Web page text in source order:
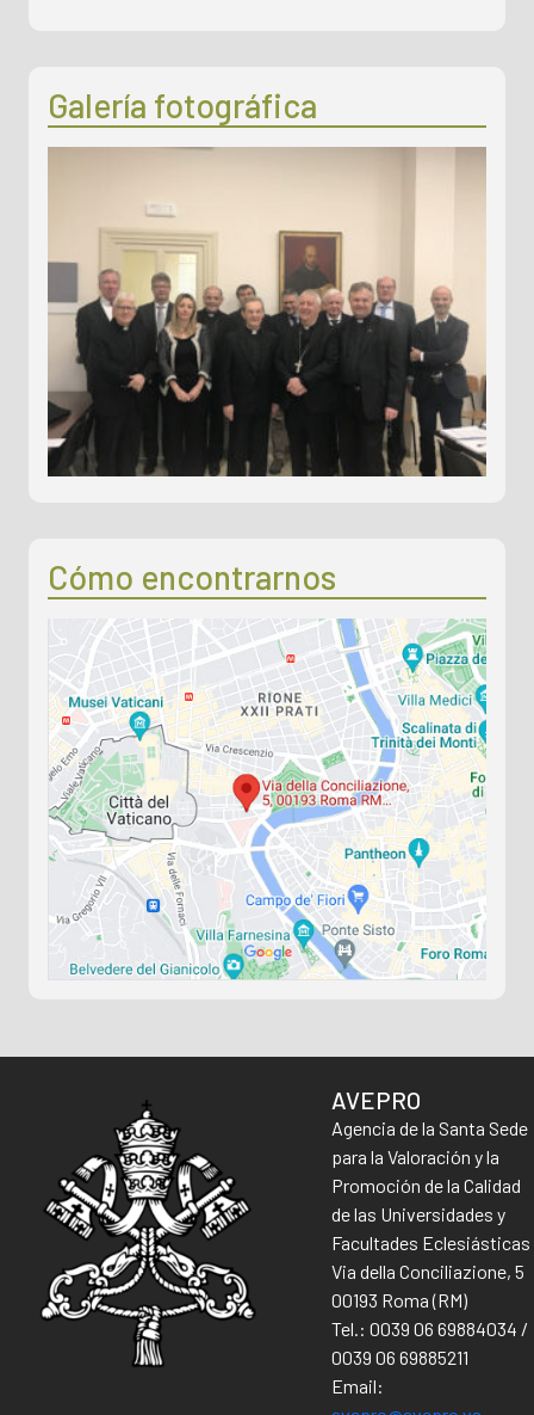
9 April 2025
En línea el Informe de evaluación del PISAI
29 January 2025
Reunión con instituciones académicas de
enseñanza superior de África
19 December 2024
Informe de evaluación en línea de UKSW, Varsovia
27 November 2024
Reunión con instituciones académicas
latinoamericanas de enseñanza superior
5 November 2024
Traducción al español y francés de las directrices
en línea
10 July 2024
En línea el informe de evaluación de la Pontificia
Facultad Teológica Teresianum
Galería fotográfica
Cómo encontrarnos
AVEPRO
Agencia de la Santa Sede
para la Valoración y la
Promoción de la Calidad
de las Universidades y
Facultades Eclesiásticas
Via della Conciliazione, 5
00193 Roma (RM)
Tel.: 0039 06 69884034 /
0039 06 69885211
Email: